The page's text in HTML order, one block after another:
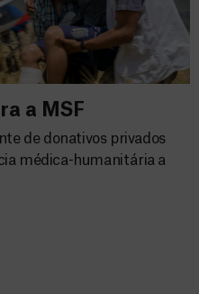
a MSF
a MSF
de donativos privados
médica-humanitária a